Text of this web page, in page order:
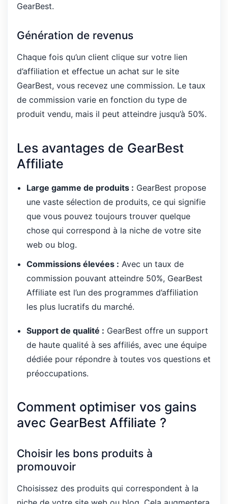
GearBest.
Génération de revenus
Chaque fois qu’un client clique sur votre lien
d’affiliation et effectue un achat sur le site
GearBest, vous recevez une commission. Le taux
de commission varie en fonction du type de
produit vendu, mais il peut atteindre jusqu’à 50%.
Les avantages de GearBest
Affiliate
Large gamme de produits : GearBest propose
une vaste sélection de produits, ce qui signifie
que vous pouvez toujours trouver quelque
chose qui correspond à la niche de votre site
web ou blog.
Commissions élevées : Avec un taux de
commission pouvant atteindre 50%, GearBest
Affiliate est l’un des programmes d’affiliation
les plus lucratifs du marché.
Support de qualité : GearBest offre un support
de haute qualité à ses affiliés, avec une équipe
dédiée pour répondre à toutes vos questions et
préoccupations.
Comment optimiser vos gains
avec GearBest Affiliate ?
Choisir les bons produits à
promouvoir
Choisissez des produits qui correspondent à la